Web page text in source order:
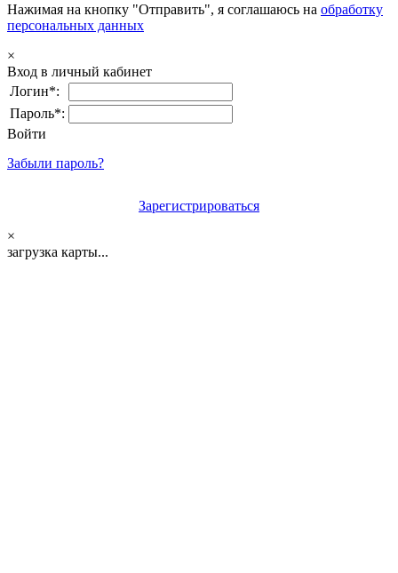
Нажимая на кнопку "Отправить", я соглашаюсь на обработку
персональных данных
×
Вход в личный кабинет
Логин*:
Пароль*:
Войти
Забыли пароль?
Зарегистрироваться
×
загрузка карты...